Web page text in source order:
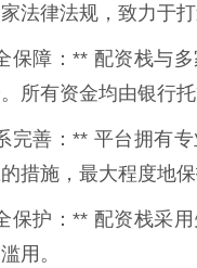
法律法规，致力于
保障：** 配资栈与
所有资金均由银行
完善：** 平台拥有
措施，最大程度地保
保护：** 配资栈采
用。